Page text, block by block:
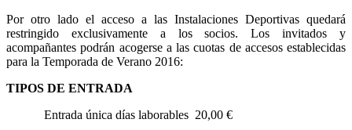
Por otro lado el acceso a las Instalaciones Deportivas quedará
restringido exclusivamente a los socios. Los invitados y
acompañantes podrán acogerse a las cuotas de accesos establecidas
para la Temporada de Verano 2016:
TIPOS DE ENTRADA
Entrada única días laborables 20,00 €